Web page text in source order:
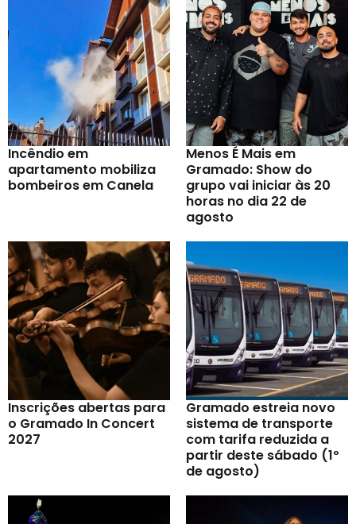
Incêndio em
apartamento mobiliza
bombeiros em Canela
Menos É Mais em
Gramado: Show do
grupo vai iniciar às 20
horas no dia 22 de
agosto
Inscrições abertas para
o Gramado In Concert
2027
Gramado estreia novo
sistema de transporte
com tarifa reduzida a
partir deste sábado (1º
de agosto)